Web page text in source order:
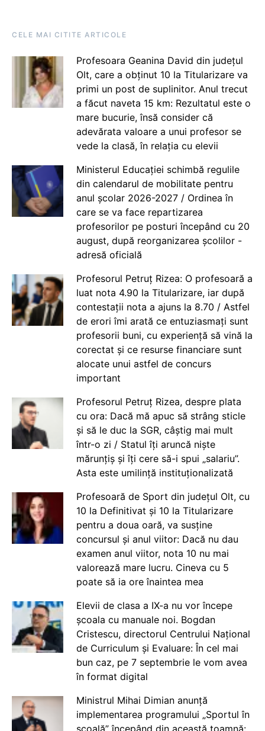
CELE MAI CITITE ARTICOLE
Profesoara Geanina David din județul
Olt, care a obținut 10 la Titularizare va
primi un post de suplinitor. Anul trecut
a făcut naveta 15 km: Rezultatul este o
mare bucurie, însă consider că
adevărata valoare a unui profesor se
vede la clasă, în relația cu elevii
Ministerul Educației schimbă regulile
din calendarul de mobilitate pentru
anul școlar 2026-2027 / Ordinea în
care se va face repartizarea
profesorilor pe posturi începând cu 20
august, după reorganizarea școlilor -
adresă oficială
Profesorul Petruț Rizea: O profesoară a
luat nota 4.90 la Titularizare, iar după
contestații nota a ajuns la 8.70 / Astfel
de erori îmi arată ce entuziasmați sunt
profesorii buni, cu experiență să vină la
corectat și ce resurse financiare sunt
alocate unui astfel de concurs
important
Profesorul Petruț Rizea, despre plata
cu ora: Dacă mă apuc să strâng sticle
și să le duc la SGR, câștig mai mult
într-o zi / Statul îți aruncă niște
mărunțiș și îți cere să-i spui „salariu”.
Asta este umilință instituționalizată
Profesoară de Sport din județul Olt, cu
10 la Definitivat și 10 la Titularizare
pentru a doua oară, va susține
concursul și anul viitor: Dacă nu dau
examen anul viitor, nota 10 nu mai
valorează mare lucru. Cineva cu 5
poate să ia ore înaintea mea
Elevii de clasa a IX-a nu vor începe
școala cu manuale noi. Bogdan
Cristescu, directorul Centrului Național
de Curriculum și Evaluare: În cel mai
bun caz, pe 7 septembrie le vom avea
în format digital
Ministrul Mihai Dimian anunță
implementarea programului „Sportul în
școală” începând din această toamnă: